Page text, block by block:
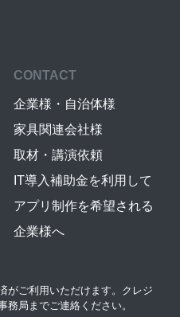
CONTACT
企業様・自治体様
家具関連会社様
取材・講演依頼
IT導入補助金を利用して
アプリ制作を希望される
企業様へ
がご利用いただけます。クレジ
務局までご連絡ください。